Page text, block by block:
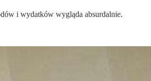
i wydatków wygląda absurdalnie.